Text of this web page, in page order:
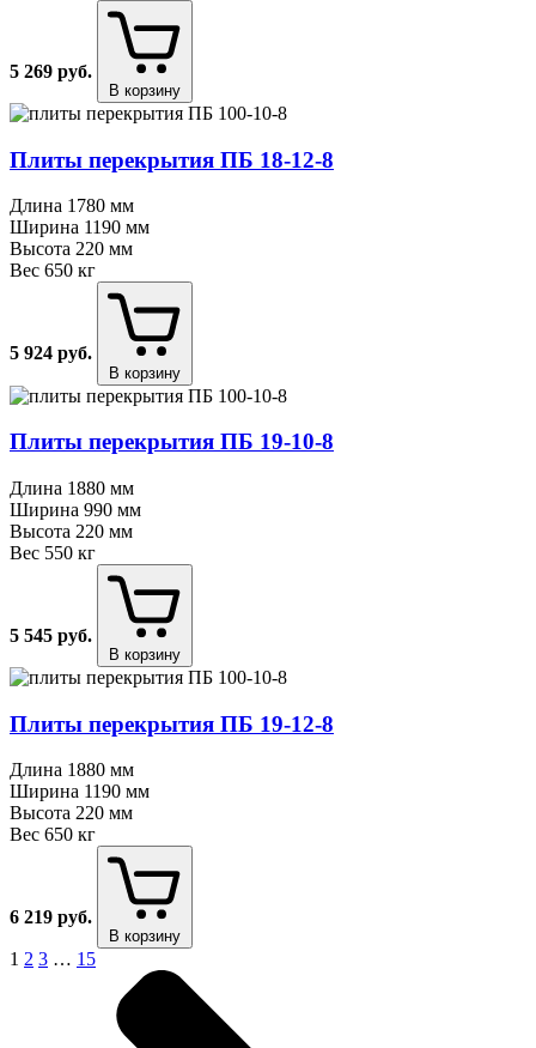
5 269 руб.
В корзину
Плиты перекрытия ПБ 18⁠-⁠12⁠-⁠8
Длина 1780 мм
Ширина 1190 мм
Высота 220 мм
Вес 650 кг
5 924 руб.
В корзину
Плиты перекрытия ПБ 19⁠-⁠10⁠-⁠8
Длина 1880 мм
Ширина 990 мм
Высота 220 мм
Вес 550 кг
5 545 руб.
В корзину
Плиты перекрытия ПБ 19⁠-⁠12⁠-⁠8
Длина 1880 мм
Ширина 1190 мм
Высота 220 мм
Вес 650 кг
6 219 руб.
В корзину
1 2 3 … 15